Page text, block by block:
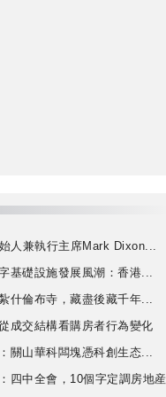
人兼執行主席Mark Dixon...
基礎設施發展風潮：香港...
什倫布寺，藏盡後藏千年...
成交結構看購房者行為變化
關山華科闆塊憑科創生态...
四中全會，10個字定調房地産